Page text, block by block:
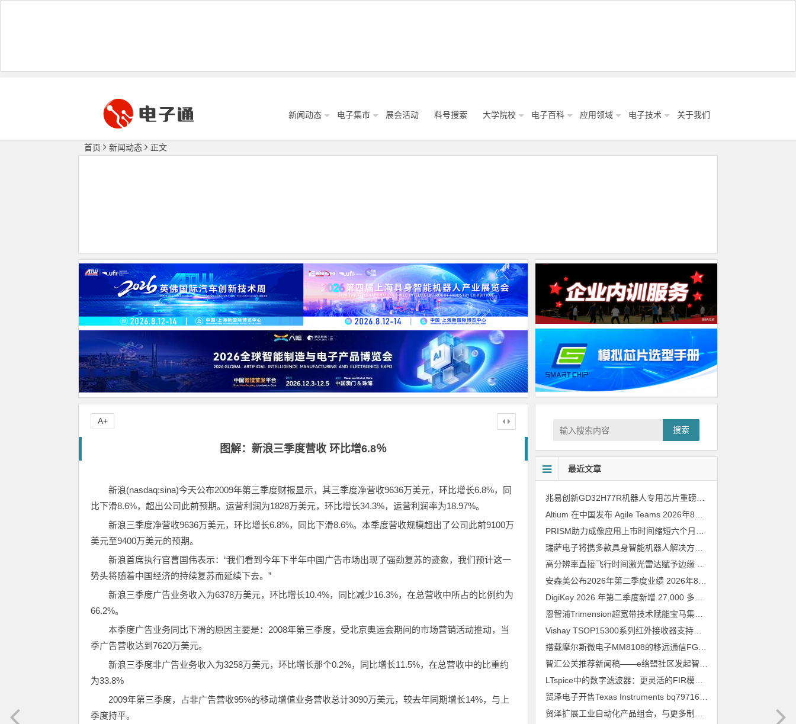
新闻动态 电子集市 展会活动 料号搜索 大学院校 电子百科 应用领域 电子技术 关于我们
首页 新闻动态 正文
图解：新浪三季度营收 环比增6.8％
新浪(nasdaq:sina)今天公布2009年第三季度财报显示，其三季度净营收9636万美元，环比增长6.8%，同
比下滑8.6%，超出公司此前预期。运营利润为1828万美元，环比增长34.3%，运营利润率为18.97%。
新浪三季度净营收9636万美元，环比增长6.8%，同比下滑8.6%。本季度营收规模超出了公司此前9100万
美元至9400万美元的预期。
新浪首席执行官曹国伟表示：“我们看到今年下半年中国广告市场出现了强劲复苏的迹象，我们预计这一
势头将随着中国经济的持续复苏而延续下去。”
新浪三季度广告业务收入为6378万美元，环比增长10.4%，同比减少16.3%，在总营收中所占的比例约为
66.2%。
本季度广告业务同比下滑的原因主要是：2008年第三季度，受北京奥运会期间的市场营销活动推动，当
季广告营收达到7620万美元。
新浪三季度非广告业务收入为3258万美元，环比增长那个0.2%，同比增长11.5%，在总营收中的比重约
为33.8%
2009年第三季度，占非广告营收95%的移动增值业务营收总计3090万美元，较去年同期增长14%，与上
季度持平。
A+
搜索
最近文章
兆易创新GD32H77R机器人专用芯片重磅亮相，精准赋能伺服驱动与关节控制
Altium 在中国发布 Agile Teams 2026年8月6日
安森美公布2026年第二季度业绩 2026年8月6日
恩智浦Trimension超宽带技术赋能宝马集团Digital Key Plus及生命体存在检测功能
Vishay TSOP15300系列红外接收器支持所有主流遥控代码
LTspice中的数字滤波器：更灵活的FIR模型